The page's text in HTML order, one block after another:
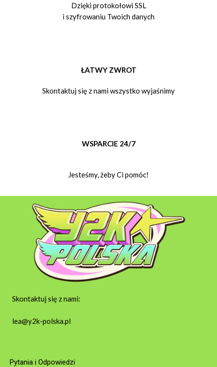
Dzięki protokołowi SSL
i szyfrowaniu Twoich danych
ŁATWY ZWROT
Skontaktuj się z nami wszystko wyjaśnimy
WSPARCIE 24/7
Jesteśmy, żeby Ci pomóc!
Skontaktuj się z nami:
lea@y2k-polska.pl
Pytania i Odpowiedzi